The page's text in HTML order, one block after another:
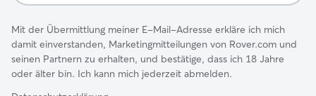
Mit der Übermittlung meiner E-Mail-Adresse erkläre ich mich
damit einverstanden, Marketingmitteilungen von Rover.com und
seinen Partnern zu erhalten, und bestätige, dass ich 18 Jahre
oder älter bin. Ich kann mich jederzeit abmelden.